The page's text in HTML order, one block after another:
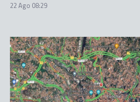
22 Ago 08:29